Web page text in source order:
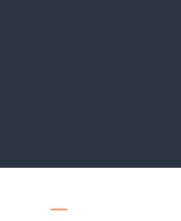
—